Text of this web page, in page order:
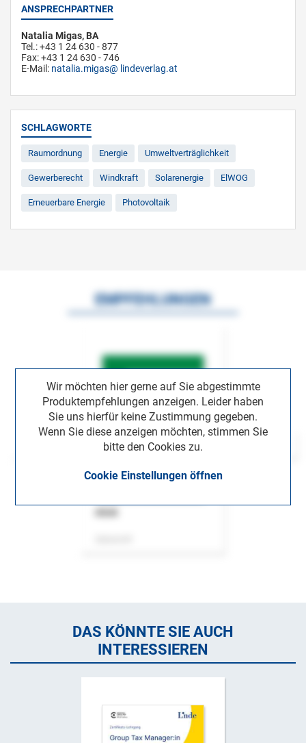
ANSPRECHPARTNER
Natalia Migas, BA
Tel.: +43 1 24 630 - 877
Fax: +43 1 24 630 - 746
E-Mail: natalia.migas lindeverlag.at
SCHLAGWORTE
Raumordnung Energie Umweltverträglichkeit
Gewerberecht Windkraft Solarenergie ElWOG
Erneuerbare Energie Photovoltaik
Wir möchten hier gerne auf Sie abgestimmte
Produktempfehlungen anzeigen. Leider haben
Sie uns hierfür keine Zustimmung gegeben.
Wenn Sie diese anzeigen möchten, stimmen Sie
bitte den Cookies zu.
Cookie Einstellungen öffnen
EMPFEHLUNGEN
DAS KÖNNTE SIE AUCH
INTERESSIEREN